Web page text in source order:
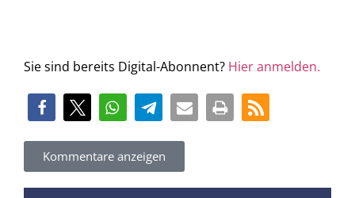
Sie sind bereits Digital-Abonnent? Hier anmelden.
Kommentare anzeigen